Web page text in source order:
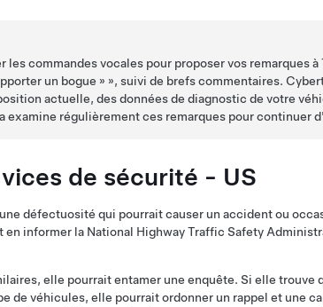
les commandes vocales pour proposer vos remarques
un bogue » », suivi de brefs commentaires.
actuelle, des données de diagnostic de votre
examine régulièrement ces remarques pour continuer
de sécurité - US
défectuosité qui pourrait causer un accident ou
en informer la National Highway Traffic Safety
elle pourrait entamer une enquête. Si elle trouve
de véhicules, elle pourrait ordonner un rappel et une